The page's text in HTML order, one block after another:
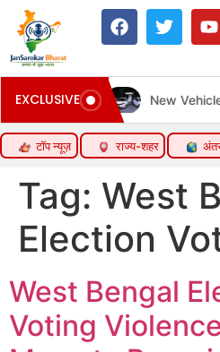
EXCLUSIVE
Mumbai New Vehicle
टॉप न्यूज़ राज्य-शहर
Tag: West
Election
West Bengal
Voting